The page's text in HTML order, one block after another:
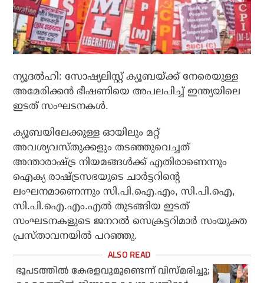
ന്യൂദൽഹി: സോഷ്യലിസ്റ്റ് ക്യൂബയ്ക്ക് നേരെയുള്ള
അമേരിക്കൻ ഭീഷണിയെ അപലപിച്ച് ഇന്ത്യയിലെ
ഇടത് സംഘടനകൾ.
ക്യൂബയിലേക്കുള്ള ഓയിലും മറ്റ്
അവശ്യവസ്തുക്കളും തടഞ്ഞുവെച്ചത്
അന്താരാഷ്ട്ര നിയമങ്ങൾക്ക് എതിരാണെന്നും
ഐക്യ രാഷ്ട്രസഭയുടെ ചാർട്ടറിന്റെ
ലംഘനമാണെന്നും സി.പി.ഐ.എം, സി.പി.ഐ,
സി.പി.ഐ.എം.എൽ തുടങ്ങിയ ഇടത്
സംഘടനകളുടെ ജനറൽ സെക്രട്ടറിമാർ സംയുക്ത
പ്രസ്താവനയിൽ പറഞ്ഞു.
ഭൂപടത്തില്‍ കേരളവുമുണ്ടെന്ന് വിസ്മരിച്ചു;